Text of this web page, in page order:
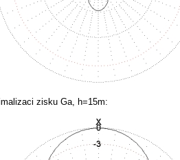
zisku Ga, h=15m: